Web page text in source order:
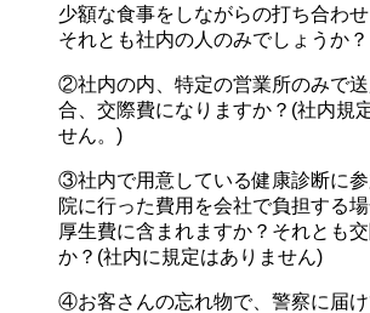
少額な食事をしながらの打ち合わ
それとも社内の人のみでしょうか？
②社内の内、特定の営業所のみで
合、交際費になりますか？(社内規
せん。)
③社内で用意している健康診断に
院に行った費用を会社で負担する場
厚生費に含まれますか？それとも
か？(社内に規定はありません)
④お客さんの忘れ物で、警察に届